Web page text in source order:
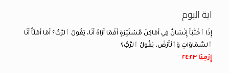
اية اليوم
إِذَا ٱخْتَبَأَ إِنْسَانٌ فِي أَمَاكِنَ مُسْتَتِرَةٍ أَفَمَا أَرَاهُ أَنَا، يَقُولُ ٱلرَّبُّ؟ أَمَا أَمْلَأُ أَنَا
ٱلسَّمَاوَاتِ وَٱلْأَرْضَ، يَقُولُ ٱلرَّبُّ؟
إِرْمِيَا ٢٣:‏٢٤